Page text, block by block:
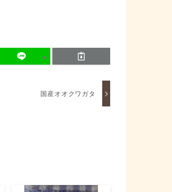
国産オオクワガタ